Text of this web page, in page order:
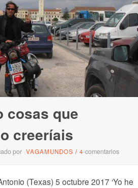
cosas que
creeríais
por VAGAMUNDOS / 4 comentarios
(Texas) 5 octubre 2017 ‘Yo he